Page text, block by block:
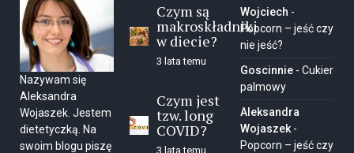
Nazywam się
Aleksandra
Wojaszek. Jestem
dietetyczką. Na
swoim blogu piszę
Czym są
makroskładniki
w diecie?
3 lata temu
Czym jest
tzw. long
COVID?
3 lata temu
Wojciech -
Popcorn – jeść czy
nie jeść?
Goscinnie- Cukier
palmowy
Aleksandra
Wojaszek-
Popcorn – jeść czy